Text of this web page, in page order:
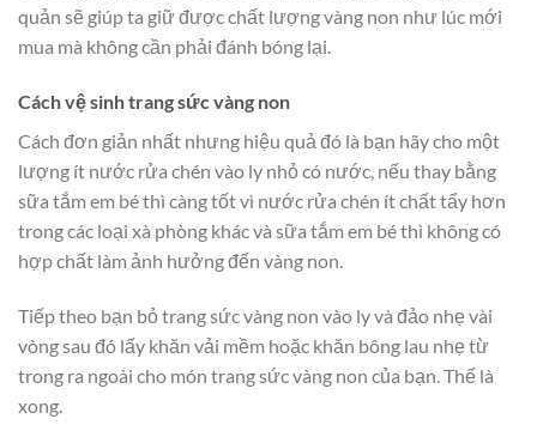
quản sẽ giúp ta giữ được chất lượng vàng non như lúc mới
mua mà không cần phải đánh bóng lại.
Cách vệ sinh trang sức vàng non
Cách đơn giản nhất nhưng hiệu quả đó là bạn hãy cho một
lượng ít nước rửa chén vào ly nhỏ có nước, nếu thay bằng
sữa tắm em bé thì càng tốt vì nước rửa chén ít chất tẩy hơn
trong các loại xà phòng khác và sữa tắm em bé thì không có
hợp chất làm ảnh hưởng đến vàng non.
Tiếp theo bạn bỏ trang sức vàng non vào ly và đảo nhẹ vài
vòng sau đó lấy khăn vải mềm hoặc khăn bông lau nhẹ từ
trong ra ngoài cho món trang sức vàng non của bạn. Thế là
xong.